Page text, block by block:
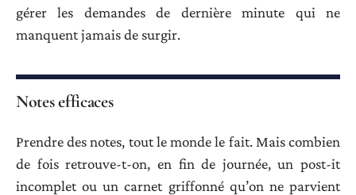
gérer les demandes de dernière minute qui ne
manquent jamais de surgir.
Notes efficaces
Prendre des notes, tout le monde le fait. Mais combien
de fois retrouve-t-on, en fin de journée, un post-it
incomplet ou un carnet griffonné qu’on ne parvient